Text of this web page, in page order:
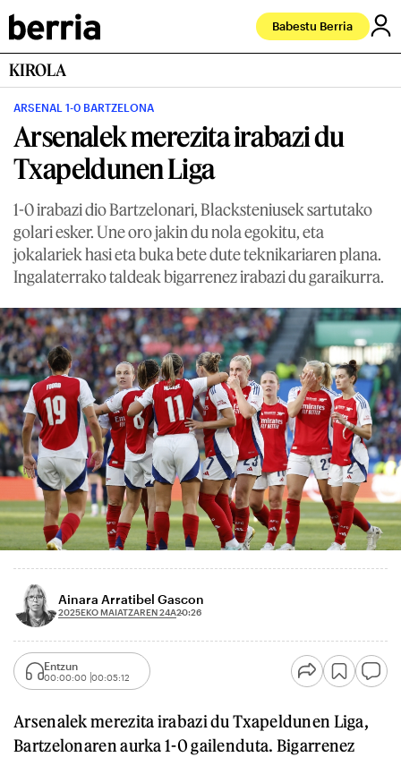
Babestu Berria
KIROLA
ARSENAL 1-0 BARTZELONA
Arsenalek merezita irabazi du
Txapeldunen Liga
1-0 irabazi dio Bartzelonari, Blacksteniusek sartutako
golari esker. Une oro jakin du nola egokitu, eta
jokalariek hasi eta buka bete dute teknikariaren plana.
Ingalaterrako taldeak bigarrenez irabazi du garaikurra.
Ainara Arratibel Gascon
2025EKO MAIATZAREN 24A20:26
Entzun
00:00:00 00:05:12
Arsenalek merezita irabazi du Txapeldunen Liga,
Bartzelonaren aurka 1-0 gailenduta. Bigarrenez